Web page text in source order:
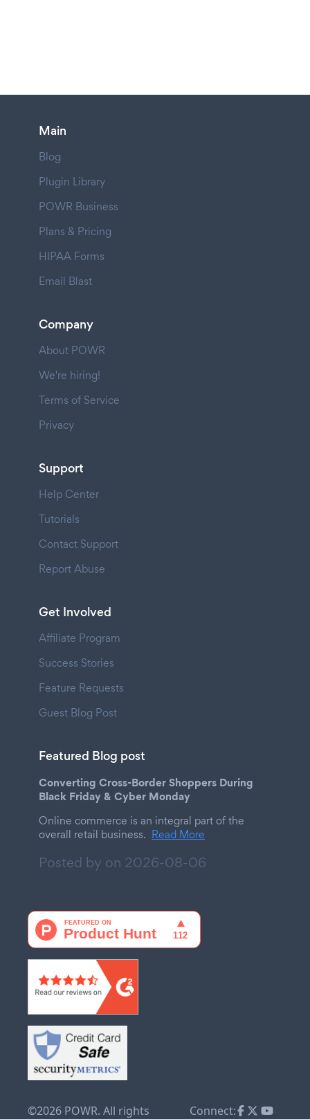
Main
Blog
Plugin Library
POWR Business
Plans & Pricing
HIPAA Forms
Email Blast
Company
About POWR
We're hiring!
Terms of Service
Privacy
Support
Help Center
Tutorials
Contact Support
Report Abuse
Get Involved
Affiliate Program
Success Stories
Feature Requests
Guest Blog Post
Featured Blog post
Converting Cross-Border Shoppers During
Black Friday & Cyber Monday
Online commerce is an integral part of the
overall retail business. Read More
Posted by on 2026-08-06
©2026 POWR. All rights Connect: